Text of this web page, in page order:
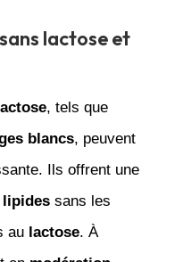
lactose et
, tels que
blancs, peuvent
Ils offrent une
lipidessans les
au lactose. À